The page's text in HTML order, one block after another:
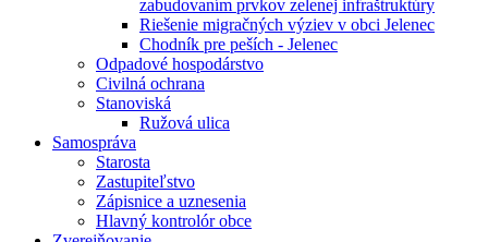
zabudovaním prvkov zelenej infraštruktúry
Riešenie migračných výziev v obci Jelenec
Chodník pre peších - Jelenec
Odpadové hospodárstvo
Civilná ochrana
Stanoviská
Ružová ulica
Samospráva
Starosta
Zastupiteľstvo
Zápisnice a uznesenia
Hlavný kontrolór obce